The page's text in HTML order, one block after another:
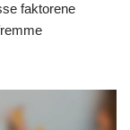
faktorene